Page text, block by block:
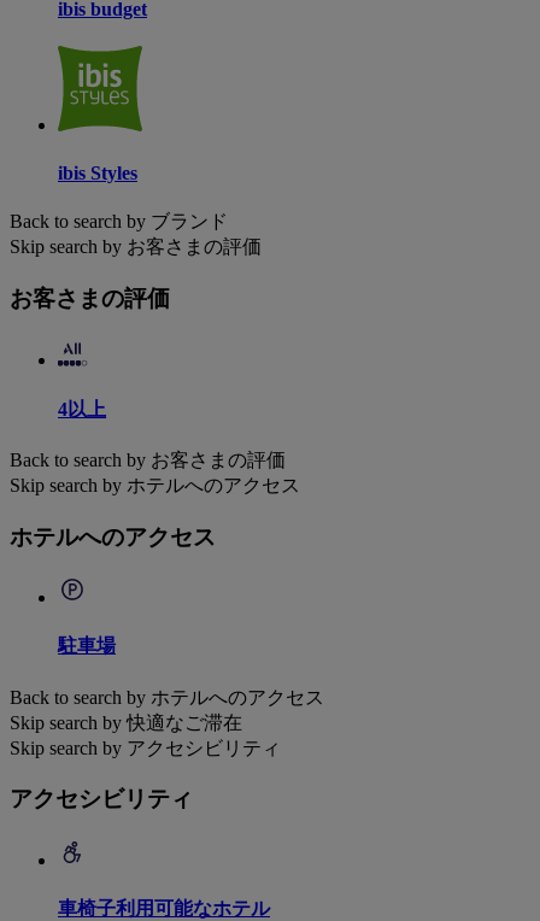
ibis budget
ibis Styles
Back to search by ブランド
Skip search by お客さまの評価
お客さまの評価
4以上
Back to search by お客さまの評価
Skip search by ホテルへのアクセス
ホテルへのアクセス
駐車場
Back to search by ホテルへのアクセス
Skip search by 快適なご滞在
Skip search by アクセシビリティ
アクセシビリティ
車椅子利用可能なホテル